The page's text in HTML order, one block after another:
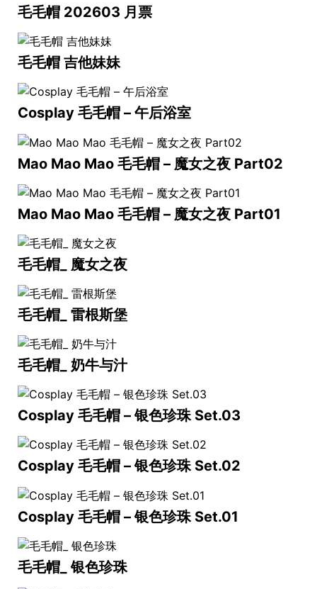
毛毛帽 202603 月票
毛毛帽 吉他妹妹
Cosplay 毛毛帽 – 午后浴室
Mao Mao Mao 毛毛帽 – 魔女之夜 Part02
Mao Mao Mao 毛毛帽 – 魔女之夜 Part01
毛毛帽_ 魔女之夜
毛毛帽_ 雷根斯堡
毛毛帽_ 奶牛与汁
Cosplay 毛毛帽 – 银色珍珠 Set.03
Cosplay 毛毛帽 – 银色珍珠 Set.02
Cosplay 毛毛帽 – 银色珍珠 Set.01
毛毛帽_ 银色珍珠